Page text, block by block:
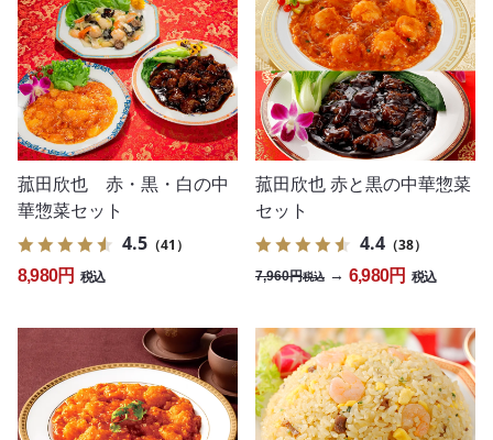
菰田欣也 赤・黒・白の中
華惣菜セット
4.5 （41）
8,980円 税込
菰田欣也 赤と黒の中華惣菜
セット
4.4 （38）
7,960円税込 → 6,980円 税込